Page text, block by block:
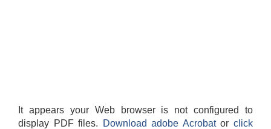
It appears your Web browser is not configured to
display PDF files.
Download adobe Acrobatorclick